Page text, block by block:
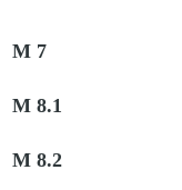
M 7
M 8.1
M 8.2